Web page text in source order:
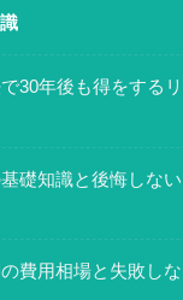
30年後も得をする
礎知識と後悔しな
費用相場と失敗し